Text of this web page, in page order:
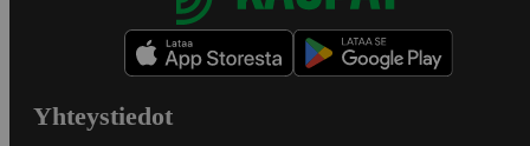
Yhteystiedot